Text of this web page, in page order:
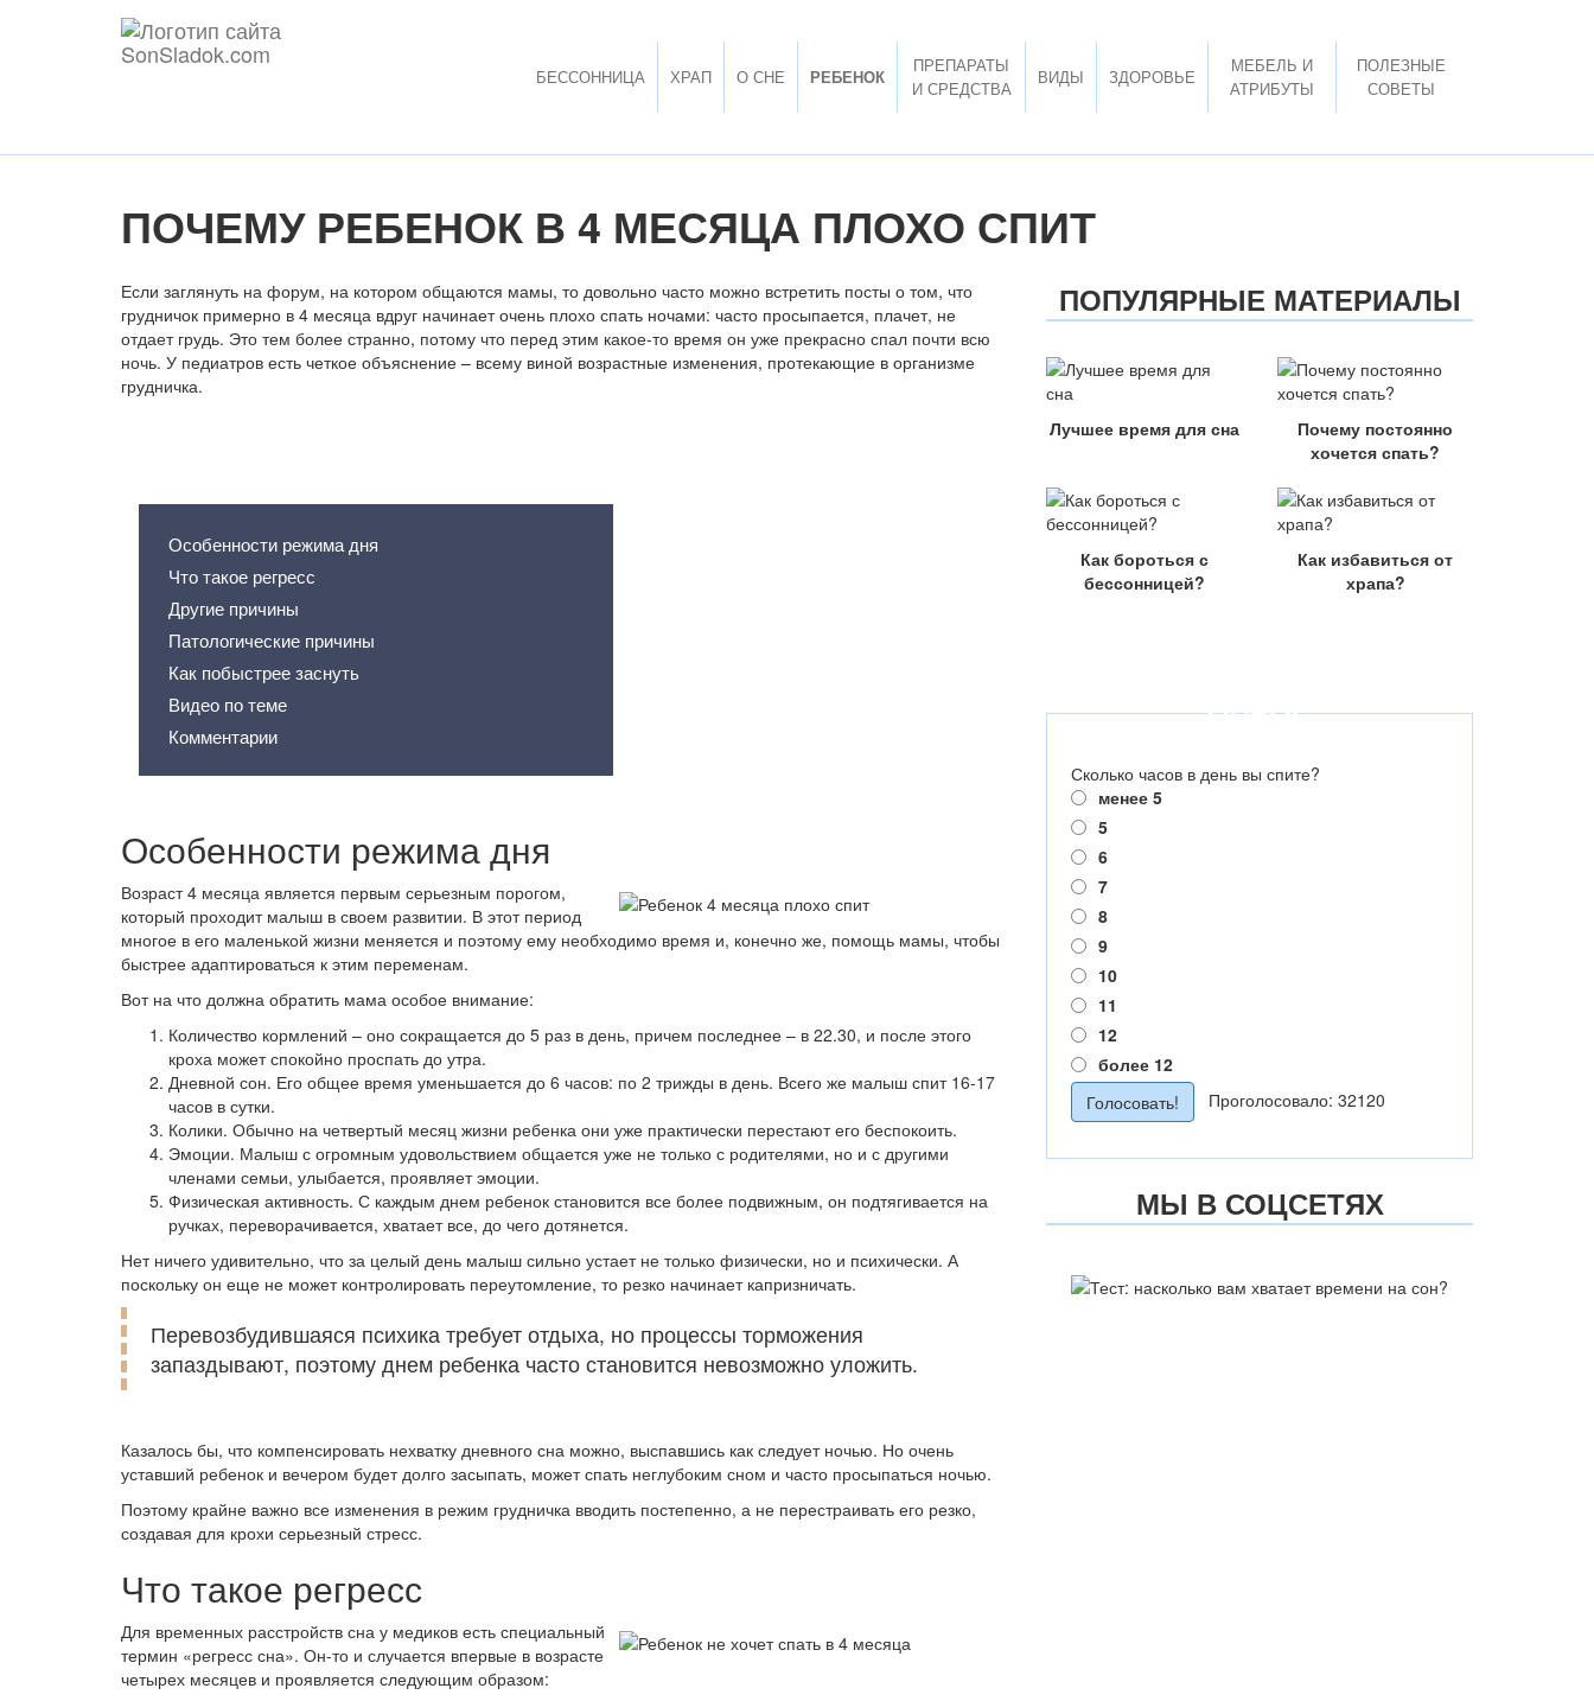
БЕССОННИЦА ХРАП О СНЕ РЕБЕНОК
ПРЕПАРАТЫ
И СРЕДСТВА
ВИДЫ ЗДОРОВЬЕ
МЕБЕЛЬ И
АТРИБУТЫ
ПОЛЕЗНЫЕ
СОВЕТЫ
ПОЧЕМУ РЕБЕНОК В 4 МЕСЯЦА ПЛОХО СПИТ
Если заглянуть на форум, на котором общаются мамы, то довольно часто можно встретить посты о том, что
грудничок примерно в 4 месяца вдруг начинает очень плохо спать ночами: часто просыпается, плачет, не
отдает грудь. Это тем более странно, потому что перед этим какое-то время он уже прекрасно спал почти всю
ночь. У педиатров есть четкое объяснение – всему виной возрастные изменения, протекающие в организме
грудничка.
Особенности режима дня
Что такое регресс
Другие причины
Патологические причины
Как побыстрее заснуть
Видео по теме
Комментарии
Особенности режима дня
Возраст 4 месяца является первым серьезным порогом,
который проходит малыш в своем развитии. В этот период
многое в его маленькой жизни меняется и поэтому ему необходимо время и, конечно же, помощь мамы, чтобы
быстрее адаптироваться к этим переменам.
Вот на что должна обратить мама особое внимание:
Количество кормлений – оно сокращается до 5 раз в день, причем последнее – в 22.30, и после этого
кроха может спокойно проспать до утра.
Дневной сон. Его общее время уменьшается до 6 часов: по 2 трижды в день. Всего же малыш спит 16-17
часов в сутки.
Колики. Обычно на четвертый месяц жизни ребенка они уже практически перестают его беспокоить.
Эмоции. Малыш с огромным удовольствием общается уже не только с родителями, но и с другими
членами семьи, улыбается, проявляет эмоции.
Физическая активность. С каждым днем ребенок становится все более подвижным, он подтягивается на
ручках, переворачивается, хватает все, до чего дотянется.
Нет ничего удивительно, что за целый день малыш сильно устает не только физически, но и психически. А
поскольку он еще не может контролировать переутомление, то резко начинает капризничать.
Перевозбудившаяся психика требует отдыха, но процессы торможения
запаздывают, поэтому днем ребенка часто становится невозможно уложить.
Казалось бы, что компенсировать нехватку дневного сна можно, выспавшись как следует ночью. Но очень
уставший ребенок и вечером будет долго засыпать, может спать неглубоким сном и часто просыпаться ночью.
Поэтому крайне важно все изменения в режим грудничка вводить постепенно, а не перестраивать его резко,
создавая для крохи серьезный стресс.
Что такое регресс
Для временных расстройств сна у медиков есть специальный
термин «регресс сна». Он-то и случается впервые в возрасте
четырех месяцев и проявляется следующим образом:
ПОПУЛЯРНЫЕ МАТЕРИАЛЫ
Лучшее время для сна
Почему постоянно
хочется спать?
Как бороться с
бессонницей?
Как избавиться от
храпа?
ОПРОС
Сколько часов в день вы спите?
менее 5
5
6
7
8
9
10
11
12
более 12
Проголосовало: 32120
МЫ В СОЦСЕТЯХ